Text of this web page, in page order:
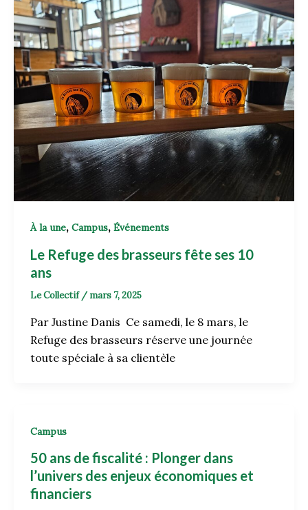
À la une, Campus, Événements
Le Refuge des brasseurs fête ses 10
ans
Le Collectif / mars 7, 2025
Par Justine Danis Ce samedi, le 8 mars, le
Refuge des brasseurs réserve une journée
toute spéciale à sa clientèle
Campus
50 ans de fiscalité : Plonger dans
l’univers des enjeux économiques et
financiers